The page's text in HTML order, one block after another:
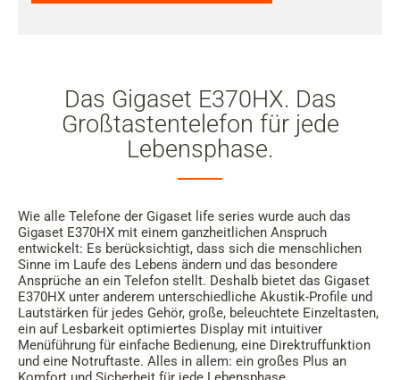
Das Gigaset E370HX. Das
Großtastentelefon für jede
Lebensphase.
Wie alle Telefone der Gigaset life series wurde auch das
Gigaset E370HX mit einem ganzheitlichen Anspruch
entwickelt: Es berücksichtigt, dass sich die menschlichen
Sinne im Laufe des Lebens ändern und das besondere
Ansprüche an ein Telefon stellt. Deshalb bietet das Gigaset
E370HX unter anderem unterschiedliche Akustik-Profile und
Lautstärken für jedes Gehör, große, beleuchtete Einzeltasten,
ein auf Lesbarkeit optimiertes Display mit intuitiver
Menüführung für einfache Bedienung, eine Direktruffunktion
und eine Notruftaste. Alles in allem: ein großes Plus an